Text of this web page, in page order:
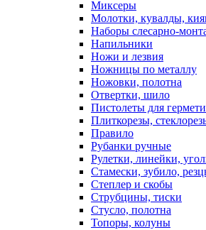
Миксеры
Молотки, кувалды,
Наборы слесарно-
Напильники
Ножи и лезвия
Ножницы по металлу
Ножовки, полотна
Отвертки, шило
Пистолеты для
Плиткорезы,
Правило
Рубанки ручные
Рулетки, линейки,
Стамески, зубило,
Степлер и скобы
Струбцины, тиски
Стусло, полотна
Топоры, колуны